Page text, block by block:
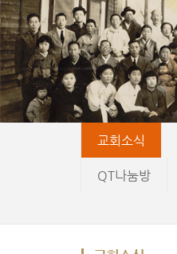
교회소식
QT나눔방